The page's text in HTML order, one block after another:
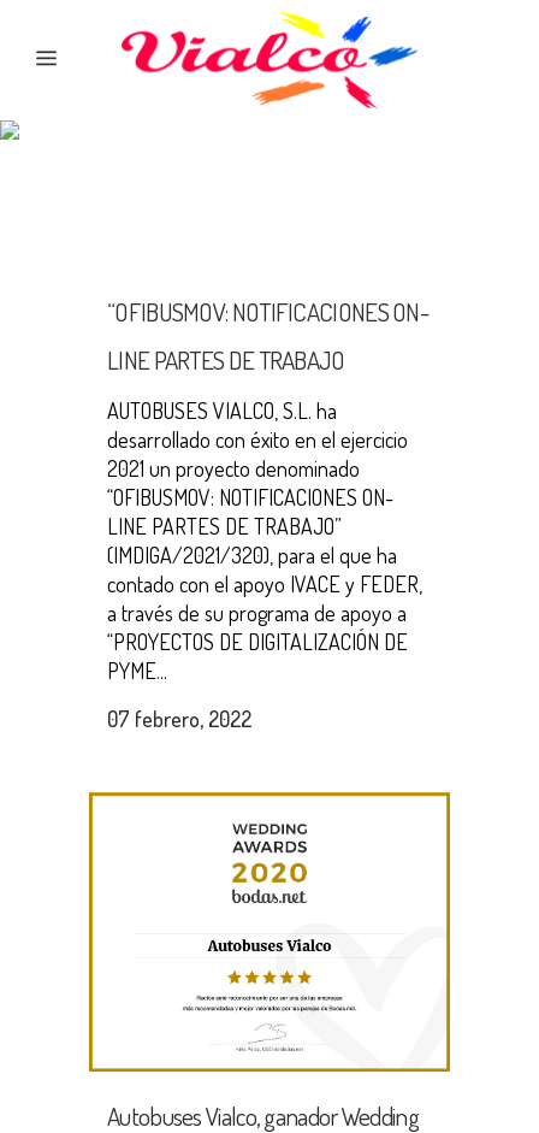
“OFIBUSMOV: NOTIFICACIONES ON-
LINE PARTES DE TRABAJO
AUTOBUSES VIALCO, S.L. ha
desarrollado con éxito en el ejercicio
2021 un proyecto denominado
“OFIBUSMOV: NOTIFICACIONES ON-
LINE PARTES DE TRABAJO”
(IMDIGA/2021/320), para el que ha
contado con el apoyo IVACE y FEDER,
a través de su programa de apoyo a
“PROYECTOS DE DIGITALIZACIÓN DE
PYME...
07 febrero, 2022
Autobuses Vialco, ganador Wedding